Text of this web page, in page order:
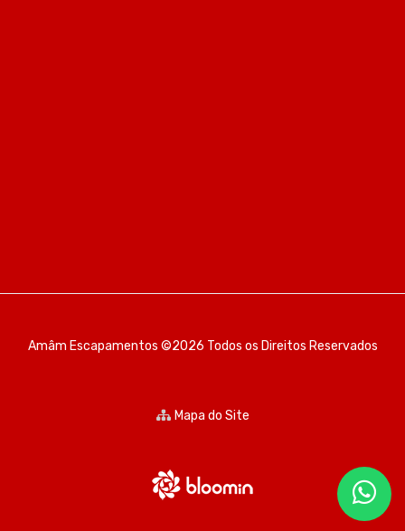
Amâm Escapamentos ©2026 Todos os Direitos Reservados
Mapa do Site